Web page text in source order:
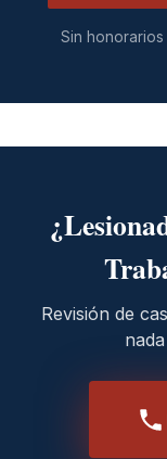
Sin honorarios
Revisión de